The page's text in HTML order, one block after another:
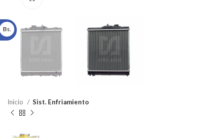
Inicio Sist. Enfriamiento
Bs.